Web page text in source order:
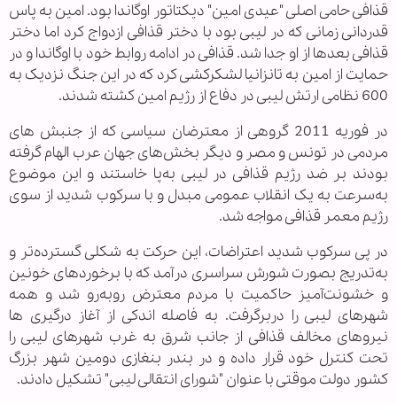
قذافی حامی اصلی "عیدی امین" دیکتاتور اوگاندا بود. امین به پاس
قدردانی زمانی که در لیبی بود با دختر قذافی ازدواج کرد اما دختر
قذافی بعدها از او جدا شد. قذافی در ادامه روابط خود با اوگاندا و در
حمایت از امین به تانزانیا لشکرکشی کرد که در این جنگ نزدیک به
600 نظامی ارتش لیبی در دفاع از رژیم امین کشته شدند.
در فوریه 2011 گروهی از معترضان سیاسی که از جنبش های
مردمی در تونس و مصر و دیگر بخش‌های جهان عرب الهام گرفته
بودند بر ضد رژیم قذافی در لیبی به‌پا خاستند و این موضوع
به‌سرعت به یک انقلاب عمومی مبدل و با سرکوب شدید از سوی
رژیم معمر قذافی مواجه شد.
در پی سرکوب شدید اعتراضات، این حرکت به شکلی گسترده‌تر و
به‌تدریج بصورت شورش سراسری درآمد که با برخوردهای خونین
و خشونت‌آمیز حاکمیت با مردم معترض روبه‌رو شد و همه
شهرهای لیبی را دربرگرفت. به فاصله اندکی از آغاز درگیری ها
نیروهای مخالف قذافی از جانب شرق به غرب شهرهای لیبی را
تحت کنترل خود قرار داده و در بندر بنغازی دومین شهر بزرگ
کشور دولت موقتی با عنوان "شورای انتقالی لیبی" تشکیل دادند.